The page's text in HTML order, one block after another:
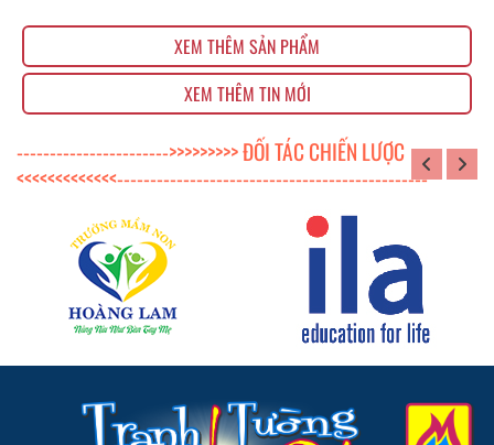
XEM THÊM SẢN PHẨM
XEM THÊM TIN MỚI
----------------------->>>>>>>>> ĐỐI TÁC CHIẾN LƯỢC
<<<<<<<<<<<<<-----------------------------------------------